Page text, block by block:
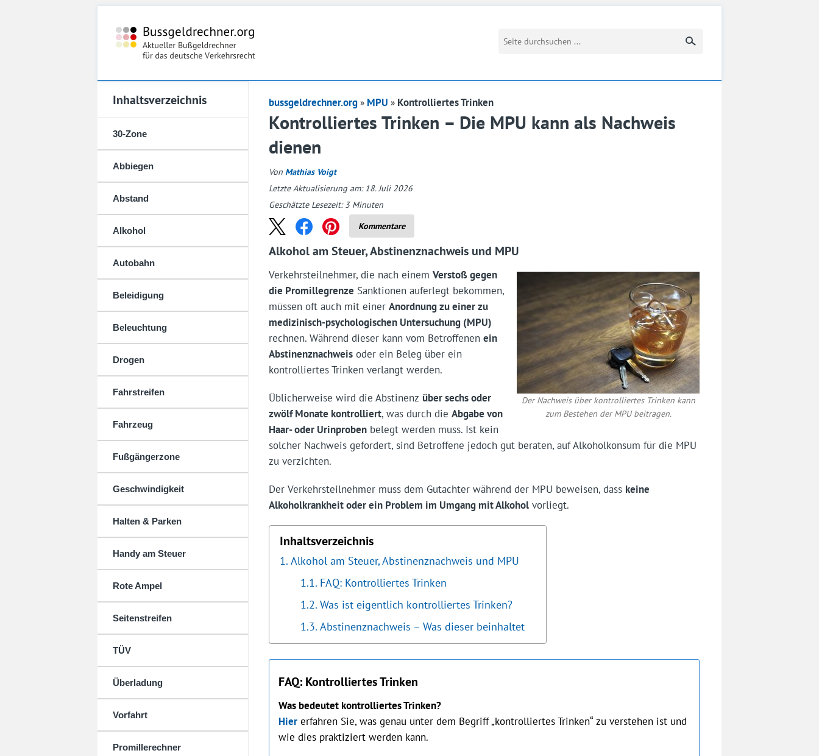
Suchbegriff eingeben
Inhaltsverzeichnis
30-Zone
Abbiegen
Abstand
Alkohol
Autobahn
Beleidigung
Beleuchtung
Drogen
Fahrstreifen
Fahrzeug
Fußgängerzone
Geschwindigkeit
Halten & Parken
Handy am Steuer
Rote Ampel
Seitenstreifen
TÜV
Überladung
Vorfahrt
Promillerechner
bussgeldrechner.org MPU Kontrolliertes Trinken
Kontrolliertes Trinken – Die MPU kann als Nachweis
dienen
Von Mathias Voigt
Letzte Aktualisierung am: 18. Juli 2026
Geschätzte Lesezeit:3 Minuten
Kommentare
Alkohol am Steuer, Abstinenznachweis und MPU
Der Nachweis über kontrolliertes Trinken kann
zum Bestehen der MPU beitragen.
Verkehrsteilnehmer, die nach einem Verstoß gegen
die Promillegrenze Sanktionen auferlegt bekommen,
müssen oft auch mit einer Anordnung zu einer zu
medizinisch-psychologischen Untersuchung (MPU)
rechnen. Während dieser kann vom Betroffenen ein
Abstinenznachweisoder ein Beleg über ein
kontrolliertes Trinken verlangt werden.
Üblicherweise wird die Abstinenz über sechs oder
zwölf Monate kontrolliert, was durch die Abgabe von
Haar- oder Urinprobenbelegt werden muss. Ist kein
solcher Nachweis gefordert, sind Betroffene jedoch gut beraten, auf Alkoholkonsum für die MPU
zu verzichten.
Der Verkehrsteilnehmer muss dem Gutachter während der MPU beweisen, dass keine
Alkoholkrankheit oder ein Problem im Umgang mit Alkoholvorliegt.
Inhaltsverzeichnis
Alkohol am Steuer, Abstinenznachweis und MPU
FAQ: Kontrolliertes Trinken
Was ist eigentlich kontrolliertes Trinken?
Abstinenznachweis – Was dieser beinhaltet
FAQ: Kontrolliertes Trinken
Was bedeutet kontrolliertes Trinken?
Hiererfahren Sie, was genau unter dem Begriff „kontrolliertes Trinken“ zu verstehen ist und
wie dies praktiziert werden kann.